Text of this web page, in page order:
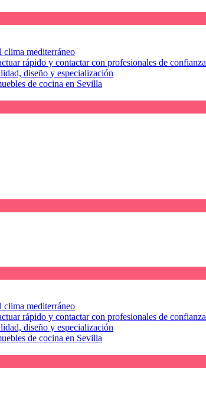
clima mediterráneo
rápido y contactar con profesionales de confianza
diseño y especialización
de cocina en Sevilla
clima mediterráneo
rápido y contactar con profesionales de confianza
diseño y especialización
de cocina en Sevilla